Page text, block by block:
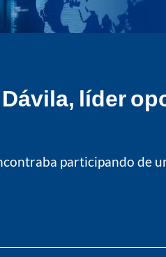
líder
participando de